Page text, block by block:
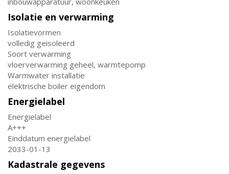
Isolatie en verwarming
Isolatievormen
volledig geisoleerd
Soort verwarming
vloerverwarming geheel, warmtepomp
Warmwater installatie
elektrische boiler eigendom
Energielabel
Energielabel
A+++
Einddatum energielabel
2033-01-13
Kadastrale gegevens